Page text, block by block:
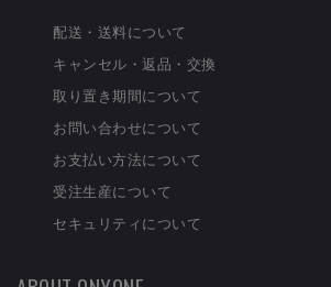
配送・送料について
キャンセル・返品・交換
取り置き期間について
お問い合わせについて
お支払い方法について
受注生産について
セキュリティについて